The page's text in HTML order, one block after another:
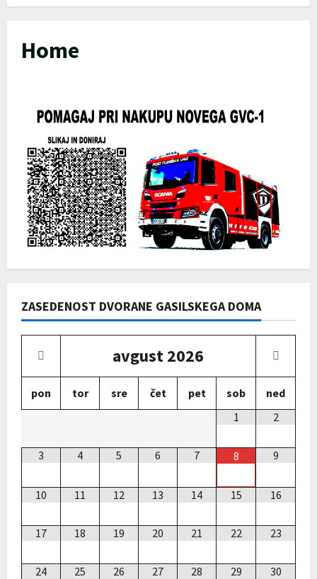
Home
ZASEDENOST DVORANE GASILSKEGA DOMA
avgust2026
pon tor sre čet pet sob
ned
1
2
3 4 5 6 7 8 9
10 11 12 13 14 15 16
17 18 19 20 21 22 23
24 25 26 27 28 29 30